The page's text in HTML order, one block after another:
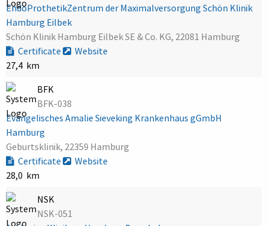
EndoProthetikZentrum der Maximalversorgung Schön Klinik
Hamburg Eilbek
Schön Klinik Hamburg Eilbek SE & Co. KG, 22081 Hamburg
Certificate
Website
27,4 km
BFK
BFK-038
Evangelisches Amalie Sieveking Krankenhaus gGmbH
Hamburg
Geburtsklinik, 22359 Hamburg
Certificate
Website
28,0 km
NSK
NSK-051